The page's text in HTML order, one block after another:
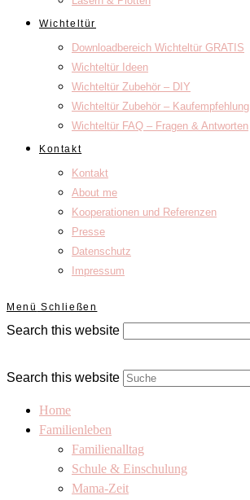
Wichteltür
Downloadbereich Wichteltür GRATIS
Wichteltür Ideen
Wichteltür Zubehör – DIY
Wichteltür Zubehör – Kaufempfehlung
Wichteltür FAQ – Fragen & Antworten
Kontakt
Kontakt
About me
Kooperationen und Referenzen
Presse
Datenschutz
Impressum
Menü Schließen
Search this website
Search this website
Home
Familienleben
Familienalltag
Schule & Einschulung
Mama-Zeit